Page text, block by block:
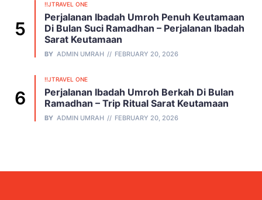
!!JTRAVEL ONE
Perjalanan Ibadah Umroh Penuh Keutamaan
Di Bulan Suci Ramadhan – Perjalanan Ibadah
Sarat Keutamaan
BY ADMIN UMRAH FEBRUARY 20, 2026
!!JTRAVEL ONE
Perjalanan Ibadah Umroh Berkah Di Bulan
Ramadhan – Trip Ritual Sarat Keutamaan
BY ADMIN UMRAH FEBRUARY 20, 2026